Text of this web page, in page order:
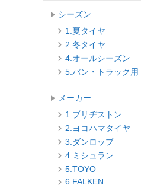
シーズン
1.夏タイヤ
2.冬タイヤ
4.オールシーズン
5.バン・トラック用
メーカー
1.ブリヂストン
2.ヨコハマタイヤ
3.ダンロップ
4.ミシュラン
5.TOYO
6.FALKEN